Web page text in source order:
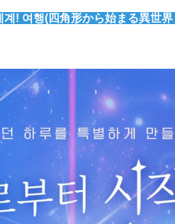
! 여행(四角形から始まる異世